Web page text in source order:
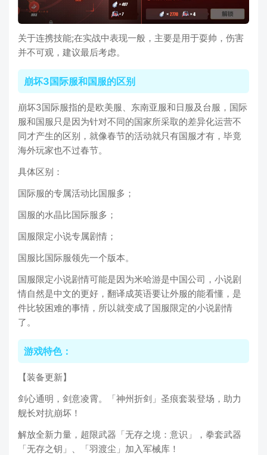
关于连携技能;在实战中表现一般，主要是用于耍帅，伤害
并不可观，建议最后考虑。
崩坏3国际服和国服的区别
崩坏3国际服指的是欧美服、东南亚服和日服及台服，国际
服和国服只是因为针对不同的国家所采取的差异化运营不
同才产生的区别，就像春节的活动就只有国服才有，毕竟
海外玩家也不过春节。
具体区别：
国际服的专属活动比国服多；
国服的水晶比国际服多；
国服限定小说专属剧情；
国服比国际服领先一个版本。
国服限定小说剧情可能是因为米哈游是中国公司，小说剧
情自然是中文的更好，翻译成英语要让外服的能看懂，是
件比较困难的事情，所以就变成了国服限定的小说剧情
了。
游戏特色：
【装备更新】
剑心通明，剑意凌霄。「神州折剑」圣痕套装登场，助力
舰长对抗崩坏！
解放全新力量，超限武器「无存之境：意识」，拳套武器
「无存之钥」、「羽渡尘」加入军械库！